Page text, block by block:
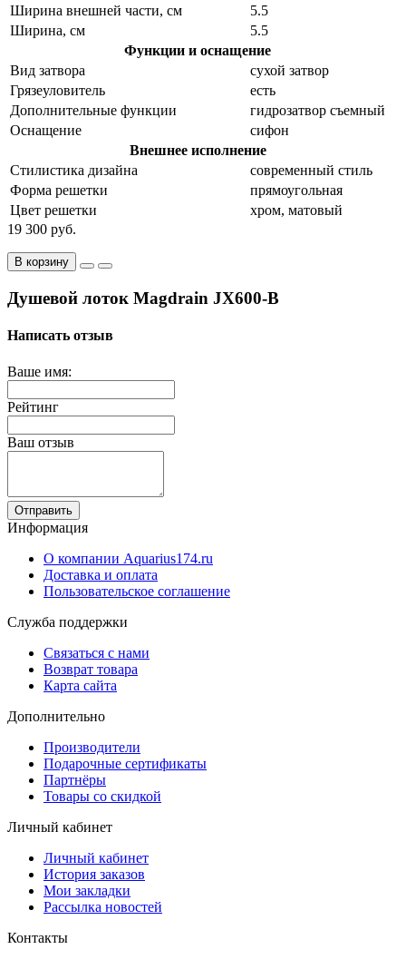
Ширина внешней части, см
5.5
Ширина, см
5.5
Функции и оснащение
Вид затвора
сухой затвор
Грязеуловитель
есть
Дополнительные функции
гидрозатвор съемный
Оснащение
сифон
Внешнее исполнение
Стилистика дизайна
современный стиль
Форма решетки
прямоугольная
Цвет решетки
хром, матовый
19 300 руб.
В корзину
Душевой лоток Magdrain JX600-B
Написать отзыв
Ваше имя:
Рейтинг
Ваш отзыв
Отправить
Информация
О компании Aquarius174.ru
Доставка и оплата
Пользовательское соглашение
Служба поддержки
Связаться с нами
Возврат товара
Карта сайта
Дополнительно
Производители
Подарочные сертификаты
Партнёры
Товары со скидкой
Личный кабинет
Личный кабинет
История заказов
Мои закладки
Рассылка новостей
Контакты